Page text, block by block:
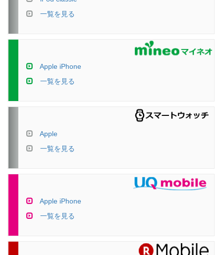
一覧を見る
Apple iPhone
一覧を見る
Apple
一覧を見る
Apple iPhone
一覧を見る